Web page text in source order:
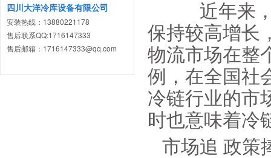
四川大洋冷库设备有限公司
安装热线：13880221178
售后联系QQ:1716147333
售后邮箱：1716147333@qq.com
近年来，
保持较高增长
物流市场在整
例，在全国社
冷链行业的市
时也意味着冷
市场追 政